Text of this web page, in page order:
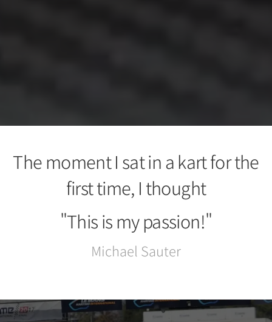
The moment I sat in a kart for the
first time, I thought
"This is my passion!"
Michael Sauter